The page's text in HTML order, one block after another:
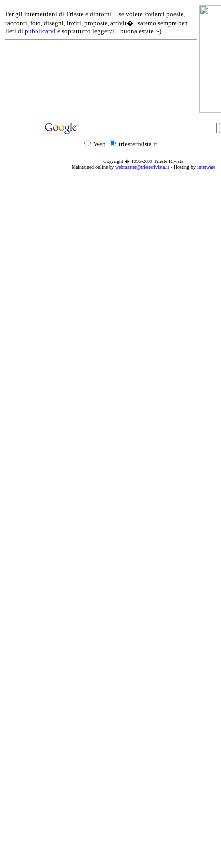
Per gli internettiani di Trieste e dintorni ... se volete inviarci poesie,
racconti, foto, disegni, inviti, proposte, attivit�.. saremo sempre ben
lieti di pubblicarvi e soprattutto leggervi... buona estate :-)
Web triesterivista.it
Copyright � 1995-2009 Trieste Rivista
Maintained online by webmaster@triesterivista.it- Hosting by interware